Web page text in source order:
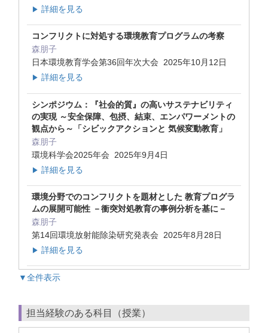
▶ 詳細を見る
コンフリクトに対処する環境教育プログラムの考察
森朋子
日本環境教育学会第36回年次大会 2025年10月12日
▶ 詳細を見る
シンポジウム：『社会的質』の高いサステナビリティ
の実現 ～安全保障、包摂、結束、エンパワーメントの
観点から～「シビックアクションと 気候変動教育」
森朋子
環境科学会2025年会 2025年9月4日
▶ 詳細を見る
環境分野でのコンフリクトを題材とした 教育プログラ
ムの展開可能性 －衝突対処教育の事例分析を基に－
森朋子
第14回環境放射能除染研究発表会 2025年8月28日
▶ 詳細を見る
▼全件表示
担当経験のある科目（授業）